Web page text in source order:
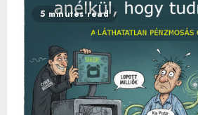
5 minutes read